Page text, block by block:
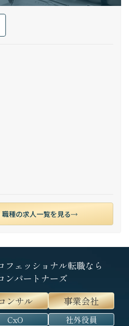
種の求人一覧を見る
フェッショナル転職なら
ンパートナーズ
ンサル 事業会社
CxO 社外役員